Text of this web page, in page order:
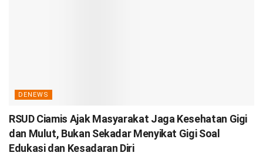
DENEWS
RSUD Ciamis Ajak Masyarakat Jaga Kesehatan Gigi
dan Mulut, Bukan Sekadar Menyikat Gigi Soal
Edukasi dan Kesadaran Diri